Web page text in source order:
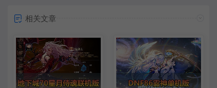
相关文章